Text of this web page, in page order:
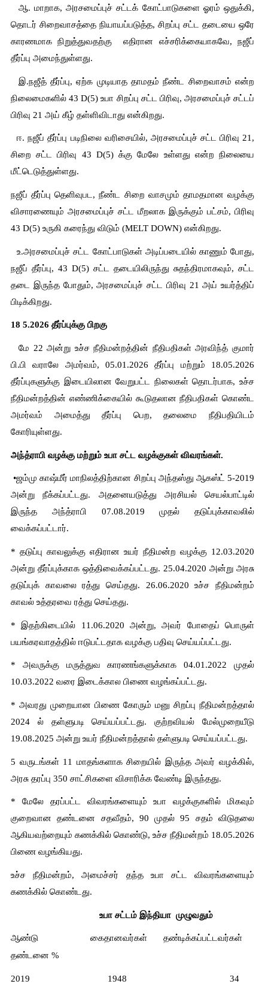
தொடர் சிறைவாசத்தை நியாயப்படுத்த, சிறப்பு சட்ட தடையை ஒரே
காரணமாக நிறுத்துவதற்கு  எதிரான எச்சரிக்கையாகவே, நஜீப்
தீர்ப்பு அமைந்துள்ளது.
நிலைமைகளில் 43 D(5) உபா சிறப்பு சட்ட பிரிவு, அரசமைப்புச் சட்டப்
பிரிவு 21 அய் கீழ் தள்ளிவிடாது என்கிறது.
  ஈ. நஜீப் தீர்ப்பு படிநிலை வரிசையில், அரசமைப்புச் சட்ட பிரிவு 21,
சிறை சட்ட பிரிவு 43 D(5) க்கு மேலே உள்ளது என்ற நிலையை
மீட்டெடுத்துள்ளது.
நஜீப் தீர்ப்பு தெளிவுபட, நீண்ட சிறை வாசமும் தாமதமான வழக்கு
விசாரணையும் அரசமைப்புச் சட்ட மீறலாக இருக்கும் பட்சம், பிரிவு
43 D(5) உருகி கரைந்து விடும் (MELT DOWN) என்கிறது.
  உ.அரசமைப்புச் சட்ட கோட்பாடுகள் அடிப்படையில் காணும் போது,
நஜீப் தீர்ப்பு, 43 D(5) சட்ட தடையிலிருந்து சுதந்திரமாகவும், சட்ட
தடை இருந்த போதும், அரசமைப்புச் சட்ட பிரிவு 21 அய் உயர்த்திப்
பிடிக்கிறது.
18 5.2026 தீர்ப்புக்கு பிறகு
  மே 22 அன்று உச்ச நீதிமன்றத்தின் நீதிபதிகள் அரவிந்த் குமார்
பி.பி வராலே அமர்வம், 05.01.2026 தீர்ப்பு மற்றும் 18.05.2026
தீர்ப்புகளுக்கு இடையிலான வேறுபட்ட நிலைகள் தொடர்பாக, உச்ச
நீதிமன்றத்தின் எண்ணிக்கையில் கூடுதலான நீதிபதிகள் கொண்ட
அமர்வம் அமைத்து தீர்ப்பு பெற, தலைமை நீதிபதியிடம்
கோரியுள்ளது.
அந்த்ராபி வழக்கு மற்றும் உபா சட்ட வழக்குகள் விவரங்கள்.
அன்று நீக்கப்பட்டது. அதனையடுத்து அரசியல் செயல்பாட்டில்
இருந்த அந்த்ராபி 07.08.2019 முதல் தடுப்புக்காவலில்
வைக்கப்பட்டார்.
* தடுப்பு காவலுக்கு எதிரான உயர் நீதிமன்ற வழக்கு 12.03.2020
அன்று தீர்ப்புக்காக ஒத்திவைக்கப்பட்டது. 25.04.2020 அன்று அரசு
தடுப்புக் காவலை ரத்து செய்தது. 26.06.2020 உச்ச நீதிமன்றம்
காவல் உத்தரவை ரத்து செய்தது.
* இதற்கிடையில் 11.06.2020 அன்று, அவர் போதைப் பொருள்
பயங்கரவாதத்தில் ஈடுபட்டதாக வழக்கு பதிவு செய்யப்பட்டது.
* அவருக்கு மருத்துவ காரணங்களுக்காக 04.01.2022 முதல்
10.03.2022 வரை இடைக்கால பிணை வழங்கப்பட்டது.
* அவரது முறையான பிணை கோரும் மனு சிறப்பு நீதிமன்றத்தால்
2024 ல் தள்ளுபடி செய்யப்பட்டது. குற்றவியல் மேல்முறையீடு
19.08.2025 அன்று உயர் நீதிமன்றத்தால் தள்ளுபடி செய்யப்பட்டது.
5 வருடங்கள் 11 மாதங்களாக சிறையில் இருந்த அவர் வழக்கில்,
அரசு தரப்பு 350 சாட்சிகளை விசாரிக்க வேண்டி இருந்தது.
* மேலே தரப்பட்ட விவரங்களையும் உபா வழக்குகளில் மிகவும்
குறைவான தண்டனை சதவீதம், 90 முதல் 95 சதம் விடுதலை
ஆகியவற்றையும் கணக்கில் கொண்டு, உச்ச நீதிமன்றம் 18.05.2026
பிணை வழங்கியது.
உச்ச நீதிமன்றம், அமைச்சர் தந்த உபா சட்ட விவரங்களையும்
கணக்கில் கொண்டது.
  உபா சட்டம் இந்தியா  முழுவதும்
ஆண்டு
கைதானவர்கள்     தண்டிக்கப்பட்டவர்கள்
தண்டனை %
2019 1948